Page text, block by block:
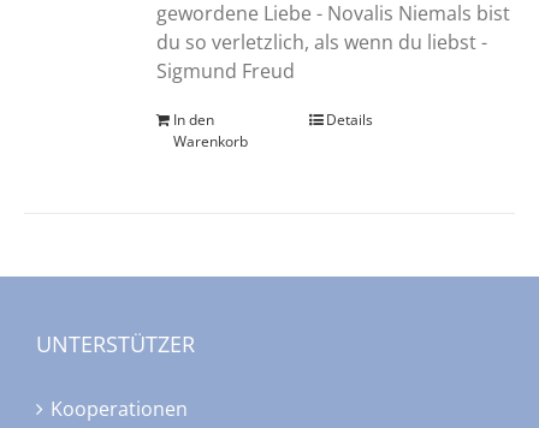
gewordene Liebe - Novalis Niemals bist
du so verletzlich, als wenn du liebst -
Sigmund Freud
In den
Warenkorb
Details
UNTERSTÜTZER
Kooperationen